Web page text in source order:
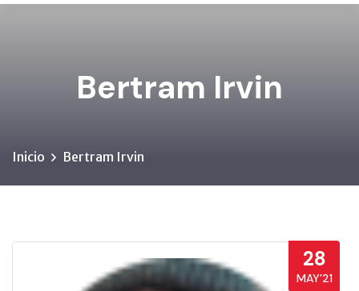
Bertram Irvin
Inicio Bertram Irvin
28
MAY’21